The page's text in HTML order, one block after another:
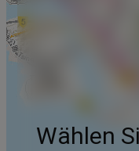
Wählen